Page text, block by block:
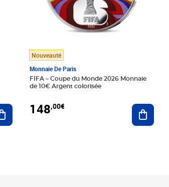
Ajouter au panier
Nouveauté
Monnaie De Paris
FIFA – Coupe du Monde 2026 Monnaie
de 10€ Argent colorisée
148,00€